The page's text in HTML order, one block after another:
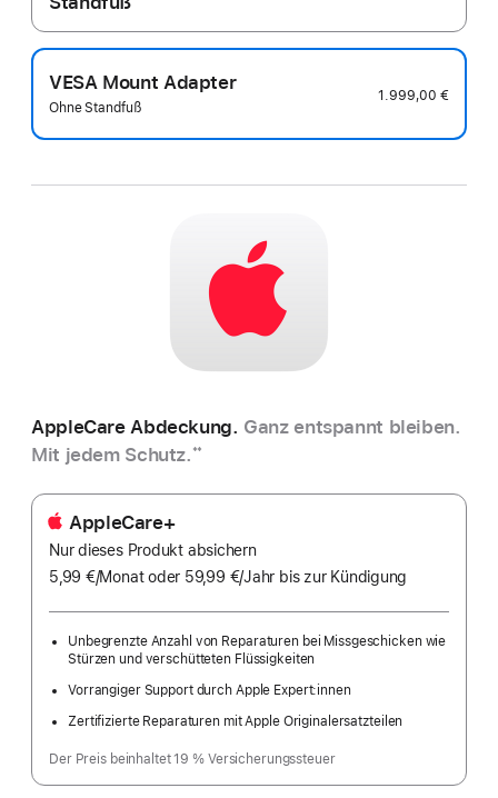
VESA Mount Adapter
Ohne Standfuß
1.999,00 €
AppleCare Abdeckung. Ganz entspannt bleiben.
Mit jedem Schutz. **
AppleCare+
Nur dieses Produkt absichern
5,99 €/Monatpro
oder 59,99 €/Jahr Pro
bis zur Kündigung
Unbegrenzte Anzahl von Reparaturen bei Missgeschicken wie
Stürzen und verschütteten Flüssigkeiten
Vorrangiger Support durch Apple Expert:innen
Zertifizierte Reparaturen mit Apple Originalersatzteilen
Der Preis beinhaltet 19 % Versicherungssteuer